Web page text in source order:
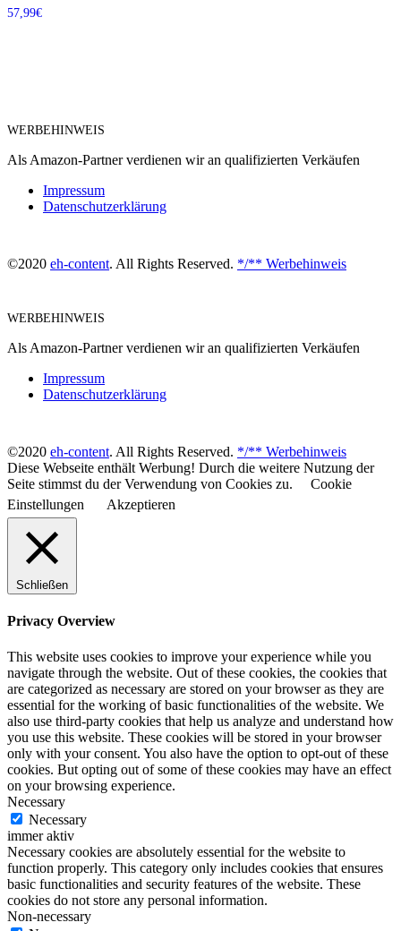
57,99€
WERBEHINWEIS
Als Amazon-Partner verdienen wir an qualifizierten Verkäufen
Impressum
Datenschutzerklärung
©2020 eh-content. All Rights Reserved. */** Werbehinweis
WERBEHINWEIS
Als Amazon-Partner verdienen wir an qualifizierten Verkäufen
Impressum
Datenschutzerklärung
©2020 eh-content. All Rights Reserved. */** Werbehinweis
Diese Webseite enthält Werbung! Durch die weitere Nutzung der
Seite stimmst du der Verwendung von Cookies zu.
Cookie
Einstellungen
Akzeptieren
Schließen
Privacy Overview
This website uses cookies to improve your experience while you
navigate through the website. Out of these cookies, the cookies that
are categorized as necessary are stored on your browser as they are
essential for the working of basic functionalities of the website. We
also use third-party cookies that help us analyze and understand how
you use this website. These cookies will be stored in your browser
only with your consent. You also have the option to opt-out of these
cookies. But opting out of some of these cookies may have an effect
on your browsing experience.
Necessary
Necessary
immer aktiv
Necessary cookies are absolutely essential for the website to
function properly. This category only includes cookies that ensures
basic functionalities and security features of the website. These
cookies do not store any personal information.
Non-necessary